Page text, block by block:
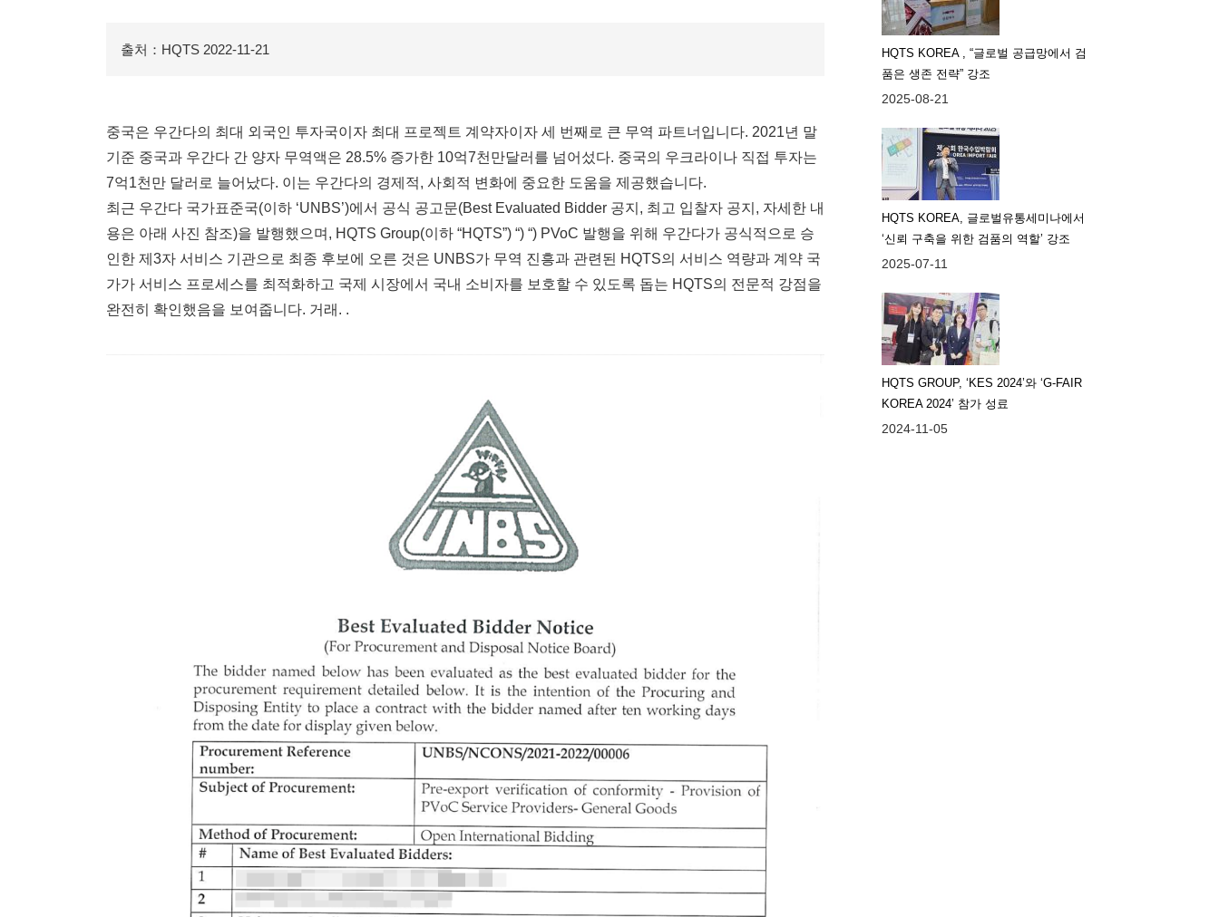
출처：HQTS 2022-11-21
중국은 우간다의 최대 외국인 투자국이자 최대 프로젝트 계약자이자 세 번째로 큰 무역 파트너입니다. 2021년 말
기준 중국과 우간다 간 양자 무역액은 28.5% 증가한 10억7천만달러를 넘어섰다. 중국의 우크라이나 직접 투자는
7억1천만 달러로 늘어났다. 이는 우간다의 경제적, 사회적 변화에 중요한 도움을 제공했습니다.
최근 우간다 국가표준국(이하 ‘UNBS’)에서 공식 공고문(Best Evaluated Bidder 공지, 최고 입찰자 공지, 자세한 내
용은 아래 사진 참조)을 발행했으며, HQTS Group(이하 “HQTS”) “) “) PVoC 발행을 위해 우간다가 공식적으로 승
인한 제3자 서비스 기관으로 최종 후보에 오른 것은 UNBS가 무역 진흥과 관련된 HQTS의 서비스 역량과 계약 국
가가 서비스 프로세스를 최적화하고 국제 시장에서 국내 소비자를 보호할 수 있도록 돕는 HQTS의 전문적 강점을
완전히 확인했음을 보여줍니다. 거래. .
HQTS KOREA , “글로벌 공급망에서 검
품은 생존 전략” 강조
2025-08-21
HQTS KOREA, 글로벌유통세미나에서
‘신뢰 구축을 위한 검품의 역할’ 강조
2025-07-11
HQTS GROUP, ‘KES 2024’와 ‘G-FAIR
KOREA 2024’ 참가 성료
2024-11-05